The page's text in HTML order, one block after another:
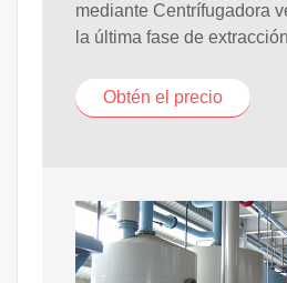
mediante Centrífugadora
la última fase de
Obtén el precio